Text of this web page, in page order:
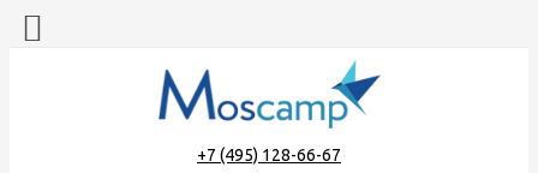
+7 (495) 128-66-67